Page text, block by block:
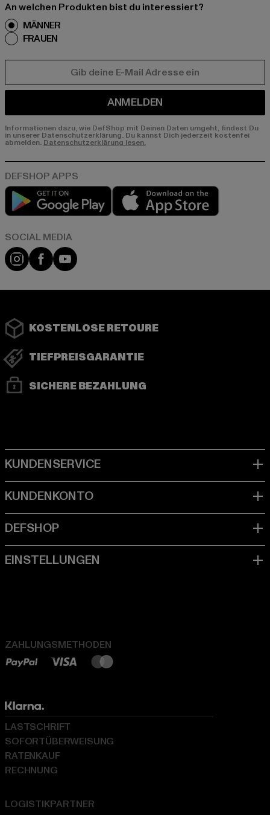
An welchen Produkten bist du interessiert?
MÄNNER
FRAUEN
ANMELDEN
Informationen dazu, wie DefShop mit Deinen Daten umgeht, findest Du
in unserer Datenschutzerklärung. Du kannst Dich jederzeit kostenfei
abmelden. Datenschutzerklärung lesen.
Play market
Instagram
FacebookYouTube
KOSTENLOSE RETOURE
TIEFPREISGARANTIE
SICHERE BEZAHLUNG
ZAHLUNGSMETHODEN
LOGISTIKPARTNER
LASTSCHRIFT
SOFORTÜBERWEISUNG
RATENKAUF
RECHNUNG